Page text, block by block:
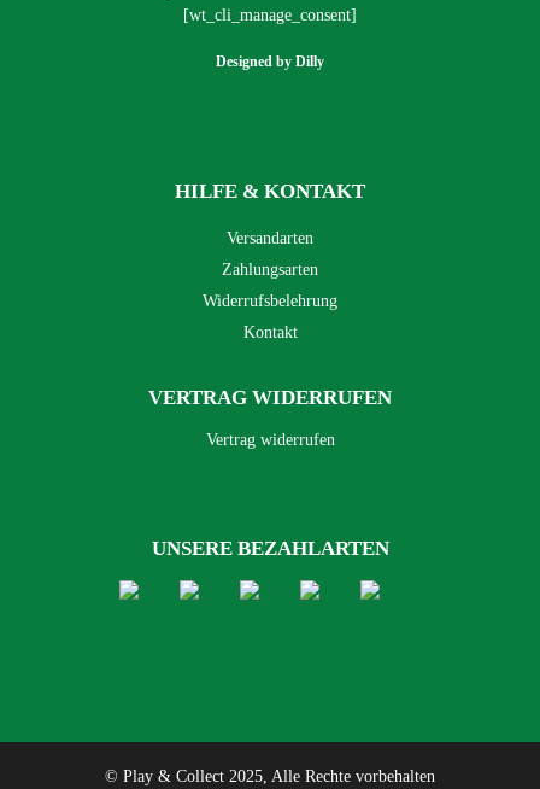
[wt_cli_manage_consent]
Designed by Dilly
HILFE & KONTAKT
Versandarten
Zahlungsarten
Widerrufsbelehrung
Kontakt
VERTRAG WIDERRUFEN
Vertrag widerrufen
UNSERE BEZAHLARTEN
© Play & Collect 2025, Alle Rechte vorbehalten